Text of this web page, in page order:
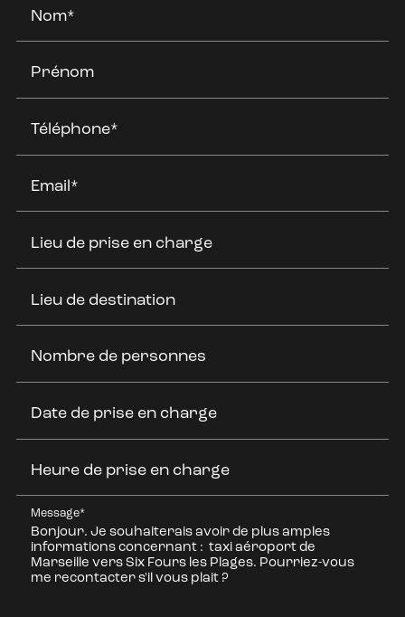
Nom*
Prénom
Téléphone*
Email*
Lieu de prise en charge
Lieu de destination
Nombre de personnes
Date de prise en charge
Heure de prise en charge
Message*